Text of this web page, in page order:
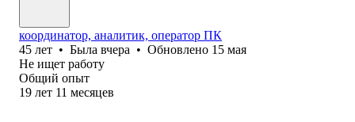
координатор, аналитик, оператор ПК
45 лет • Была вчера • Обновлено 15 мая
Не ищет работу
Общий опыт
19 лет 11 месяцев